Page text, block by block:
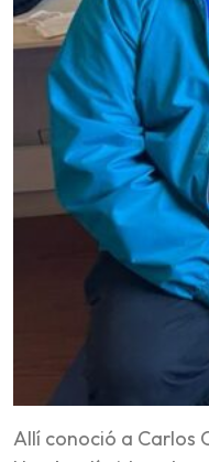
Allí conoció a Carlos